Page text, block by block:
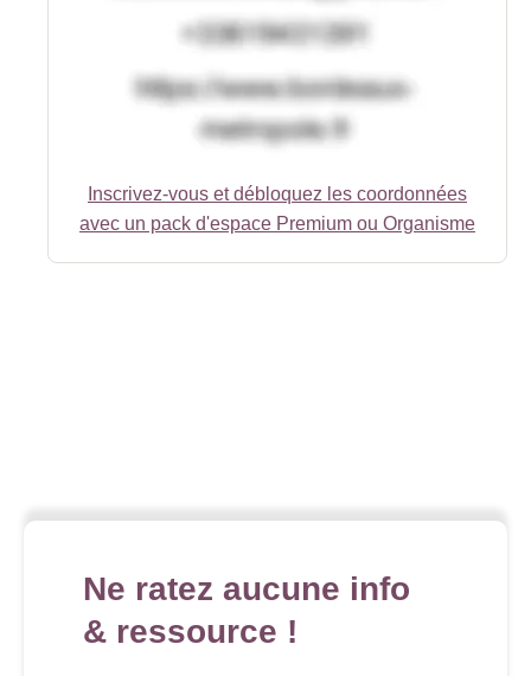
Inscrivez-vous et débloquez les coordonnées
avec un pack d'espace Premium ou Organisme
Ne ratez aucune info
& ressource !